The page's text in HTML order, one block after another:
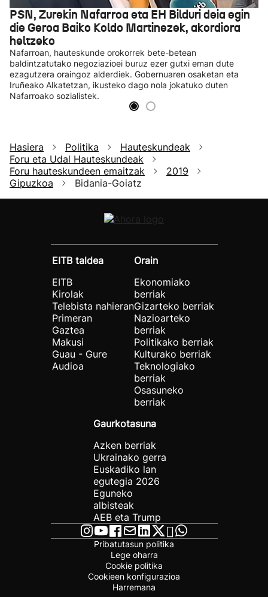
PSN, Zurekin Nafarroa eta EH Bilduri deia egin
die Geroa Baiko Koldo Martinezek, akordiora
heltzeko
Nafarroan, hauteskunde orokorrek bete-betean
baldintzatutako negoziazioei buruz ezer gutxi eman dute
ezagutzera oraingoz alderdiek. Gobernuaren osaketan eta
Iruñeako Alkatetzan, ikusteko dago nola jokatuko duten
Nafarroako sozialistek.
Hasiera Politika
Hauteskundeak
Foru eta Udal Hauteskundeak
Foru hauteskundeen emaitzak
2019
Gipuzkoa
Bidania-Goiatz
EITB taldea
EITB
Kirolak
Telebista nahieran
Primeran
Gaztea
Makusi
Guau - Gure
Audioa
Orain
Ekonomiako
berriak
Gizarteko berriak
Nazioarteko
berriak
Politikako berriak
Kulturako berriak
Teknologiako
berriak
Osasuneko
berriak
Gaurkotasuna
Azken berriak
Ukrainako gerra
Euskadiko lan
egutegia 2026
Eguneko
albisteak
AEB eta Trump
Pribatutasun politika
Lege oharra
Cookie politika
Cookieen konfigurazioa
Harremana